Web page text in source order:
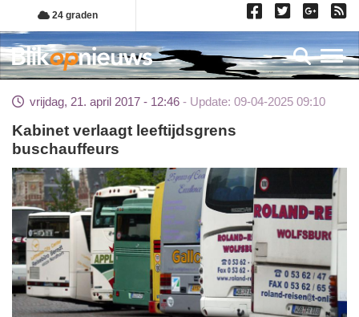
Overslaan
en
naar
de
gaan
24 graden
vrijdag, 21. april 2017 - 12:46 Update: 09-04-2025 09:10
Kabinet verlaagt leeftijdsgrens
buschauffeurs